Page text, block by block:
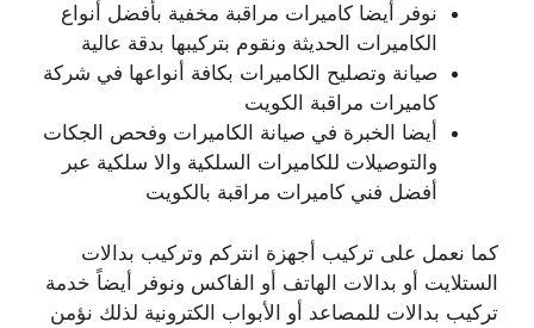
نوفر أيضا كاميرات مراقبة مخفية بأفضل أنواع
الكاميرات الحديثة ونقوم بتركيبها بدقة عالية
صيانة وتصليح الكاميرات بكافة أنواعها في شركة
كاميرات مراقبة الكويت
أيضا الخبرة في صيانة الكاميرات وفحص الجكات
والتوصيلات للكاميرات السلكية والا سلكية عبر
أفضل فني كاميرات مراقبة بالكويت
كما نعمل على تركيب أجهزة انتركم وتركيب بدالات
الستلايت أو بدالات الهاتف أو الفاكس ونوفر أيضاً خدمة
تركيب بدالات للمصاعد أو الأبواب الكترونية لذلك نؤمن